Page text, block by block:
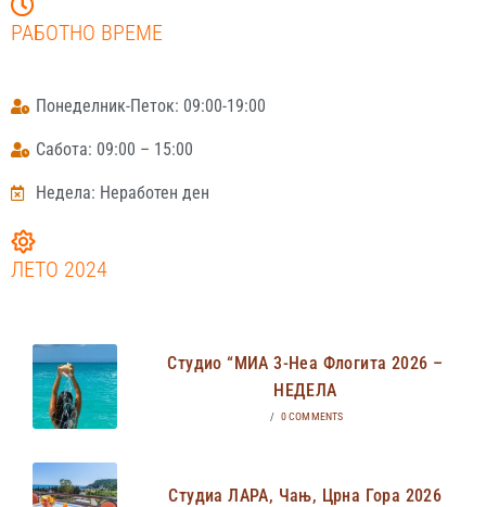
РАБОТНО ВРЕМЕ
Понеделник-Петок: 09:00-19:00
Сабота: 09:00 – 15:00
Недела: Неработен ден
ЛЕТО 2024
Студио “МИА 3-Неа Флогита 2026 –
НЕДЕЛА
/ 0 COMMENTS
Студиа ЛАРА, Чањ, Црна Гора 2026